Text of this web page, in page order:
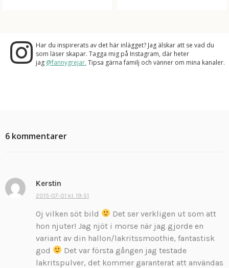
Har du inspirerats av det här inlägget? Jag älskar att se vad du
som läser skapar. Tagga mig på Instagram, där heter
jag @fannygrejar. Tipsa gärna familj och vänner om mina kanaler.
6 kommentarer
Kerstin
k
i
v
e
:
2015-07-01 kl. 19:51
Oj vilken söt bild
Det ser verkligen ut som att
hon njuter! Jag njöt i morse när jag gjorde en
variant av din hallon/lakritssmoothie, fantastisk
god
Det var första gången jag testade
lakritspulver, det kommer garanterat att användas